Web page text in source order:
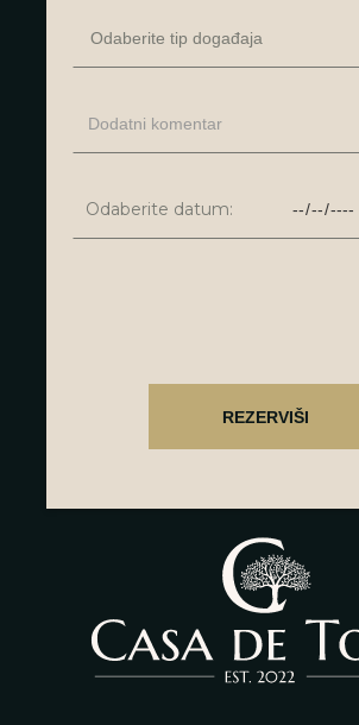
Odaberite datum: